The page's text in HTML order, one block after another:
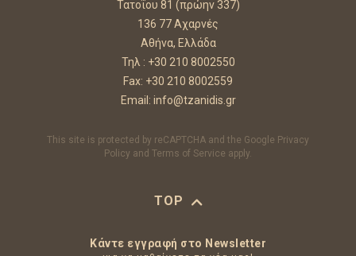
Τατοΐου 81 (πρώην 337)
136 77 Αχαρνές
Αθήνα, Ελλάδα
Τηλ : +30 210 8002550
Fax: +30 210 8002559
Email: info@tzanidis.gr
This site is protected by reCAPTCHA and the Google Privacy
Policy and Terms of Service apply.
TOP
Κάντε εγγραφή στο Newsletter